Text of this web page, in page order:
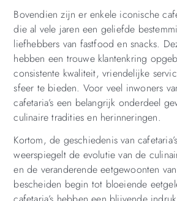
Bovendien zijn er enkele iconische
die al vele jaren een geliefde
liefhebbers van fastfood en snacks.
hebben een trouwe klantenkring
consistente kwaliteit, vriendelijke
sfeer te bieden. Voor veel inwoners
cafetaria’s een belangrijk onderdeel
culinaire tradities en herinneringen.
Kortom, de geschiedenis van
weerspiegelt de evolutie van de
en de veranderende eetgewoonten
bescheiden begin tot bloeiende